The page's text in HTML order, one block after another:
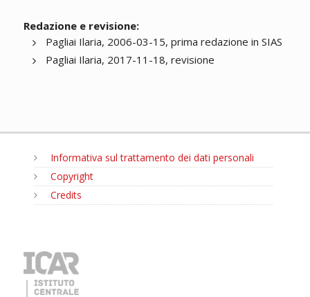
Redazione e revisione:
Pagliai Ilaria, 2006-03-15, prima redazione in SIAS
Pagliai Ilaria, 2017-11-18, revisione
Informativa sul trattamento dei dati personali
Copyright
Credits